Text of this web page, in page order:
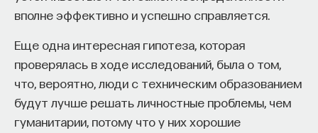
вполне эффективно и успешно справляется.
Еще одна интересная гипотеза, которая
проверялась в ходе исследований, была о том,
что, вероятно, люди с техническим образованием
будут лучше решать личностные проблемы, чем
гуманитарии, потому что у них хорошие